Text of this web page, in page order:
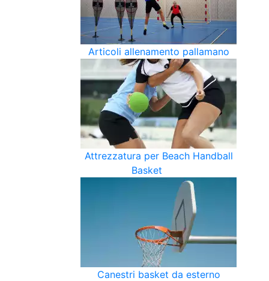
Articoli allenamento pallamano
Attrezzatura per Beach Handball
Basket
Canestri basket da esterno